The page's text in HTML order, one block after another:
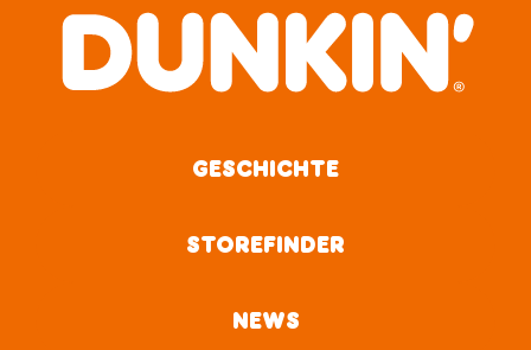
GESCHICHTE
STOREFINDER
NEWS